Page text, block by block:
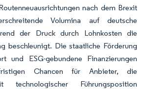
nach dem Brexit
Volumina auf deutsche
der Druck durch Lohnkosten die
beschleunigt. Die staatliche Förderung
und ESG-gebundene Finanzierungen
Chancen für Anbieter, die
technologischer Führungsposition